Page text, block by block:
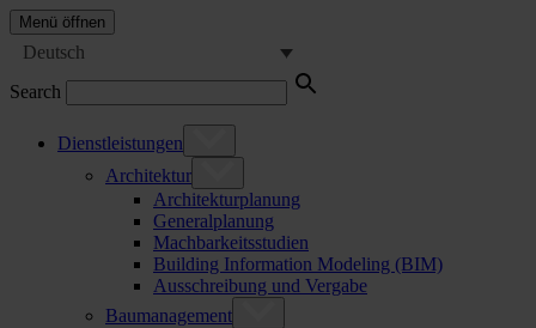
Menü öffnen
Deutsch
Search
Dienstleistungen
Architektur
Architekturplanung
Generalplanung
Machbarkeitsstudien
Building Information Modeling (BIM)
Ausschreibung und Vergabe
Baumanagement